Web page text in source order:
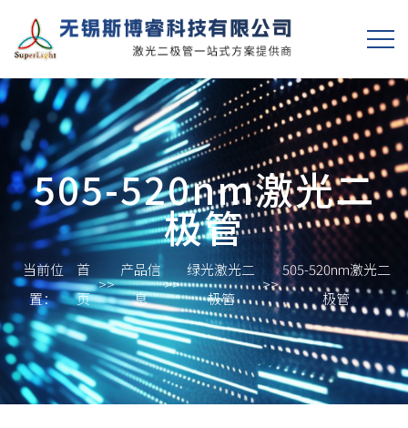
505-520nm激光二
极管
当前位
置：
首
页
>>
产品信
息
>>
绿光激光二
极管
>>
505-520nm激光二
极管